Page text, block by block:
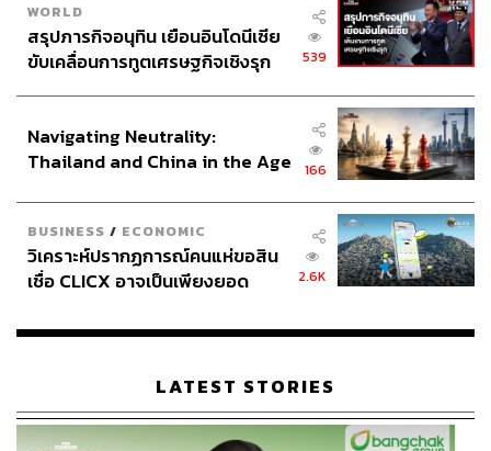
WORLD
สรุปภารกิจอนุทิน เยือนอินโดนีเซีย
ขับเคลื่อนการทูตเศรษฐกิจเชิงรุก
539
Navigating Neutrality:
Thailand and China in the Age
166
BUSINESS / ECONOMIC
วิเคราะห์ปรากฏการณ์คนแห่ขอสิน
เชื่อ CLICX อาจเป็นเพียงยอด
เรือนไทยที่ถูกซุกไว้
2.6K
LATEST STORIES